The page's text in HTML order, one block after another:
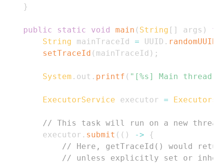
}
public static void main ( String [ ] args )
String mainTraceId = UUID . randomUUID
setTraceId ( mainTraceId ) ;
System . out . printf ( "[%s] Main thread
ExecutorService executor = Executors
// This task will run on a new
        executor
. submit ( ( ) ->
{
// Here, getTraceId() would
// unless explicitly set or